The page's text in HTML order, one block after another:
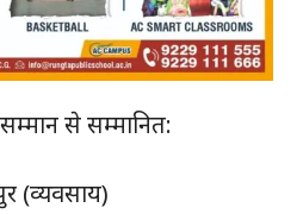
से सम्मानित:
(व्यवसाय)